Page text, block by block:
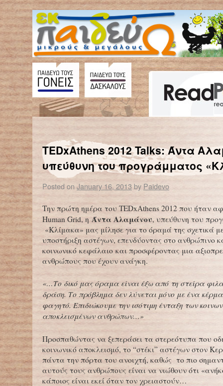
Ένα στα τέσσερα παιδιά με κουπόνια τροφίμων
TEDxAthens 2012 Talks: Άντα
υπεύθυνη του προγράμματος
Posted on January 16, 2013 by Paidevo
Την πρώτη ημέρα του TEDxAthens 2012 που ήταν
Human Grid, ηΆντα Αλαμάνου, υπεύθυνη του
«Κλίμακα» μας μίλησε για το όραμά της σχετικά
υποστήριξη αστέγων, επενδύοντας στο ανθρώπινο
κοινωνικό κεφάλαιο και προσφέροντας μια
ανθρώπους που έχουν ανάγκη.
«…Το δικό μας όραμα είναι έξω από τη στείρα
δράση. Το πρόβλημα δεν λύνεται μόνο με ένα
φαγητό. Επιδιώκουμε την ισότιμη ένταξη των
αποκλεισμένων ανθρώπων…»
Προσπαθώντας να ξεπεράσει τα στερεότυπα που
κοινωνικό αποκλεισμό, το “στέκι” αστέγων στον
πάντα την πόρτα του ανοιχτή, καθώς το πιο
αυτούς τους ανθρώπους είναι να νιώθουν ότι
κάποιος είναι εκεί όταν τον χρειαστούν…